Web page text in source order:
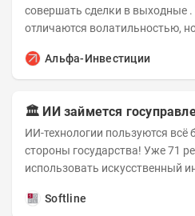
совершать сделки в выходные . Торги в эти дни не
отличаются волатильностью,
Альфа-Инвестиции
🏛️ ИИ займется
ИИ-технологии пользуются
стороны государства! Уже 71
использовать искусственный
Softline